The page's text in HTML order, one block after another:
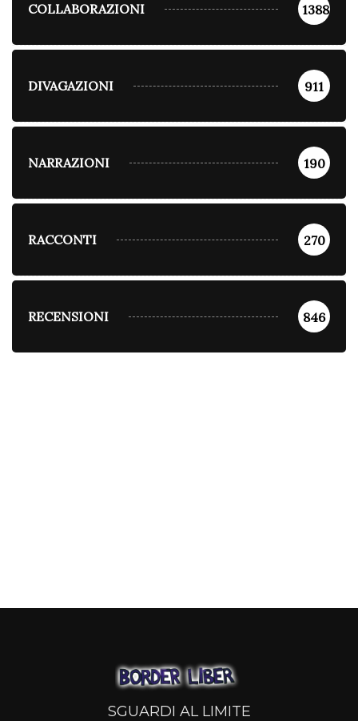
COLLABORAZIONI 1388
DIVAGAZIONI 911
NARRAZIONI 190
RACCONTI 270
RECENSIONI 846
SGUARDI AL LIMITE